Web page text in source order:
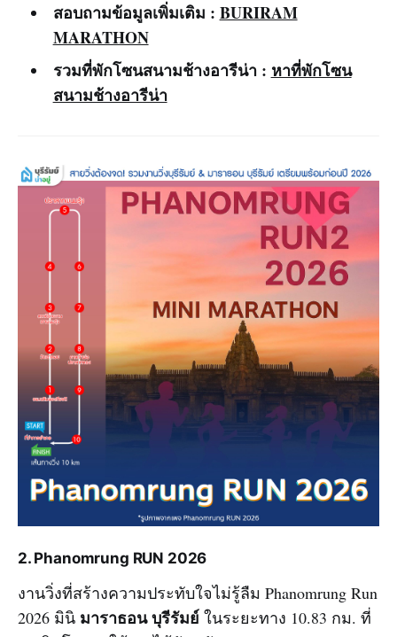
สอบถามข้อมูลเพิ่มเติม : BURIRAM
MARATHON
รวมที่พักโซนสนามช้างอารีน่า : หาที่พักโซน
สนามช้างอารีน่า
2. Phanomrung RUN 2026
งานวิ่งที่สร้างความประทับใจไม่รู้ลืม Phanomrung Run
2026 มินิ มาราธอน บุรีรัมย์ ในระยะทาง 10.83 กม. ที่